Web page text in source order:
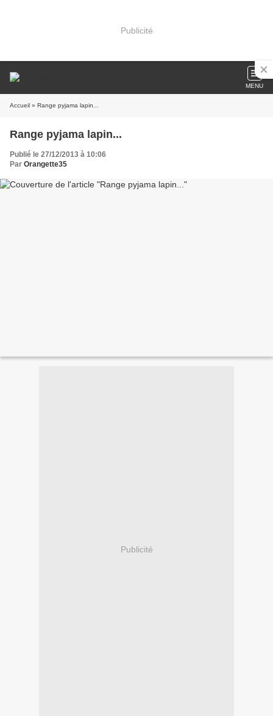
Publicité
MENU
Accueil » Range pyjama lapin...
Range pyjama lapin...
Publié le 27/12/2013 à 10:06
Par Orangette35
Publicité